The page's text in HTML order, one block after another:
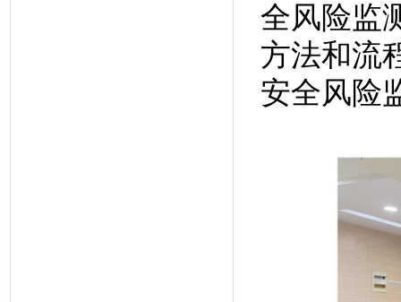
全风险监
方法和流
安全风险